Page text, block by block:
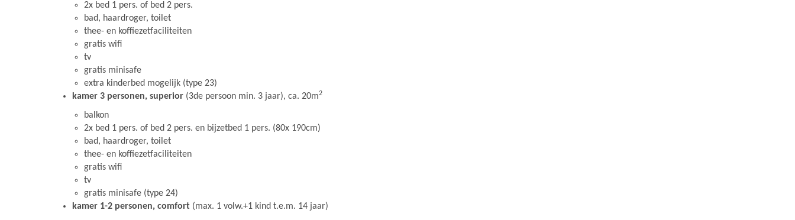
2x bed 1 pers. of bed 2 pers.
bad, haardroger, toilet
thee- en koffiezetfaciliteiten
gratis wifi
tv
gratis minisafe
extra kinderbed mogelijk (type 23)
kamer 3 personen, superior (3de persoon min. 3 jaar), ca. 20m2
balkon
2x bed 1 pers. of bed 2 pers. en bijzetbed 1 pers. (80x 190cm)
bad, haardroger, toilet
thee- en koffiezetfaciliteiten
gratis wifi
tv
gratis minisafe (type 24)
kamer 1-2 personen, comfort (max. 1 volw.+1 kind t.e.m. 14 jaar)